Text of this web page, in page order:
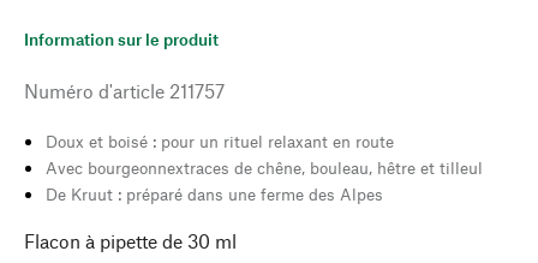
Information sur le produit
Numéro d'article 211757
Doux et boisé : pour un rituel relaxant en route
Avec bourgeonnextraces de chêne, bouleau, hêtre et tilleul
De Kruut : préparé dans une ferme des Alpes
Flacon à pipette de 30 ml